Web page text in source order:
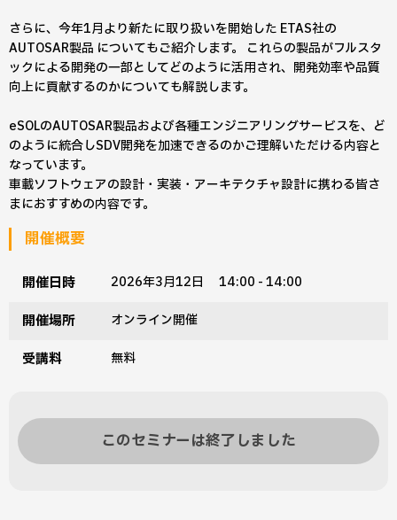
さらに、今年1月より新たに取り扱いを開始した ETAS社の
AUTOSAR製品 についてもご紹介します。 これらの製品がフルスタ
ックによる開発の一部としてどのように活用され、開発効率や品質
向上に貢献するのかについても解説します。
eSOLのAUTOSAR製品および各種エンジニアリングサービスを、ど
のように統合しSDV開発を加速できるのかご理解いただける内容と
なっています。
車載ソフトウェアの設計・実装・アーキテクチャ設計に携わる皆さ
まにおすすめの内容です。
開催概要
開催日時 2026年3月12日 14:00 - 14:00
開催場所 オンライン開催
受講料 無料
このセミナーは終了しました